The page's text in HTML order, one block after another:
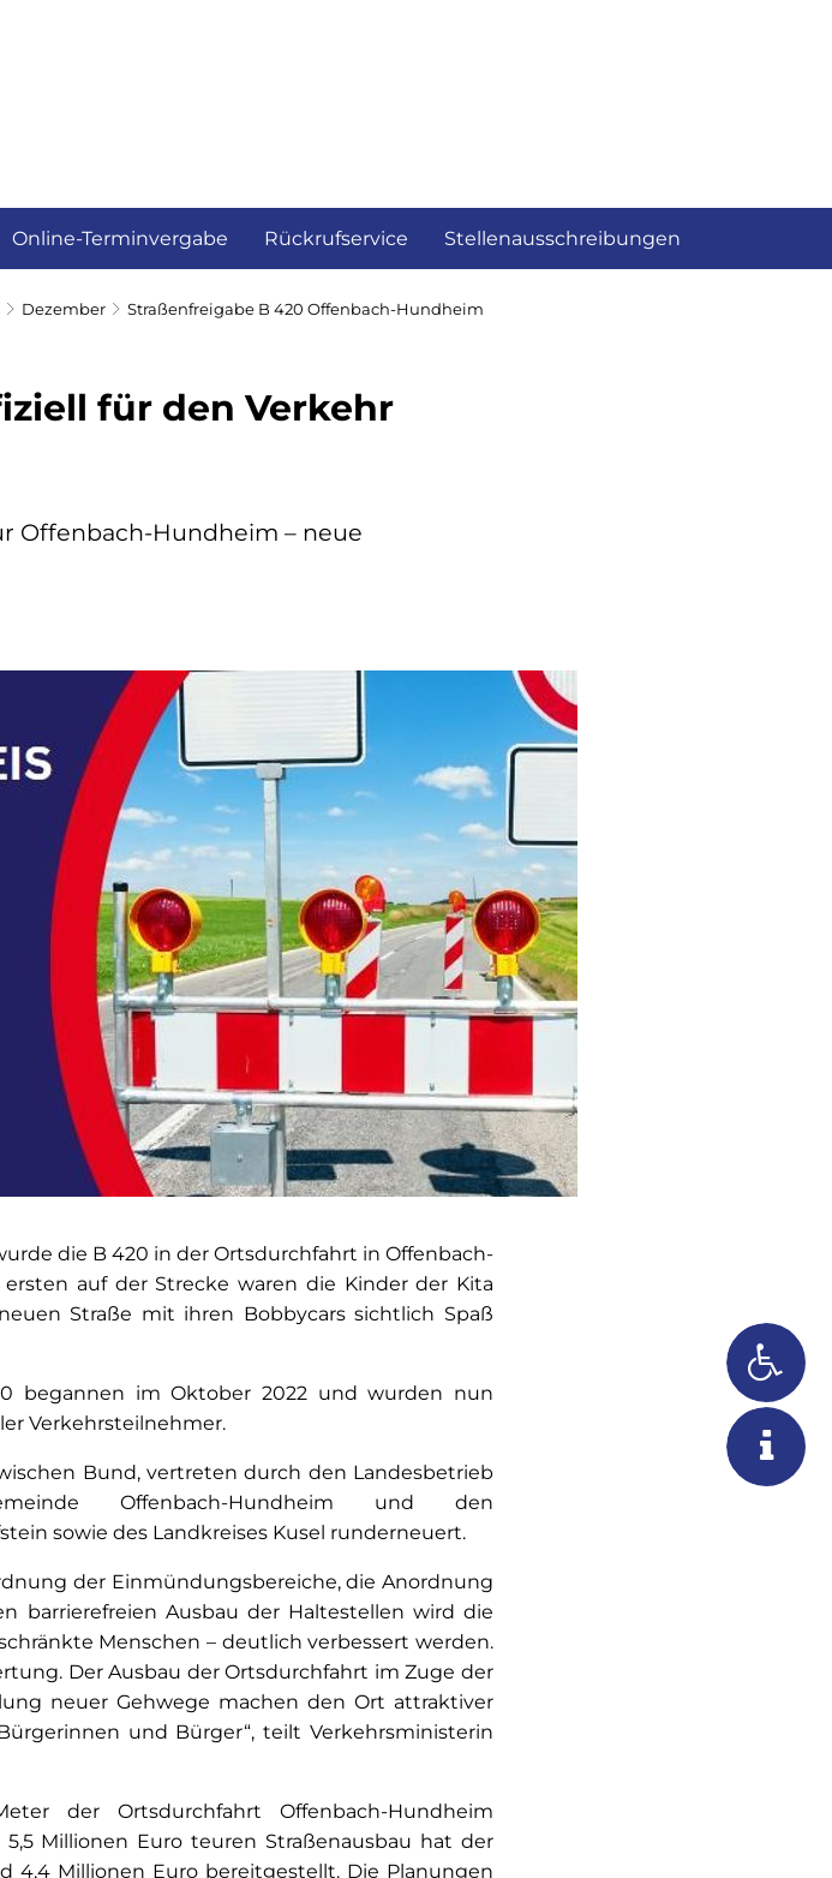
Online-Terminvergabe Rückrufservice Stellenausschreibungen
Dezember Straßenfreigabe B 420 Offenbach-Hundheim
für den Verkehr
Offenbach-Hundheim – neue
die B 420 in der Ortsdurchfahrt in Offenbach-
auf der Strecke waren die Kinder der Kita
Straße mit ihren Bobbycars sichtlich Spaß
begannen im Oktober 2022 und wurden nun
Verkehrsteilnehmer.
Bund, vertreten durch den Landesbetrieb
Offenbach-Hundheim und den
sowie des Landkreises Kusel runderneuert.
der Einmündungsbereiche, die Anordnung
barrierefreien Ausbau der Haltestellen wird die
Menschen – deutlich verbessert werden.
Der Ausbau der Ortsdurchfahrt im Zuge der
neuer Gehwege machen den Ort attraktiver
und Bürger“, teilt Verkehrsministerin
der Ortsdurchfahrt Offenbach-Hundheim
Millionen Euro teuren Straßenausbau hat der
4,4 Millionen Euro bereitgestellt. Die Planungen